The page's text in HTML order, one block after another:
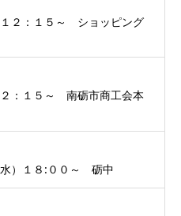
２：１５～ ショッピング
：１５～ 南砺市商工会本
）１８:００～ 砺中